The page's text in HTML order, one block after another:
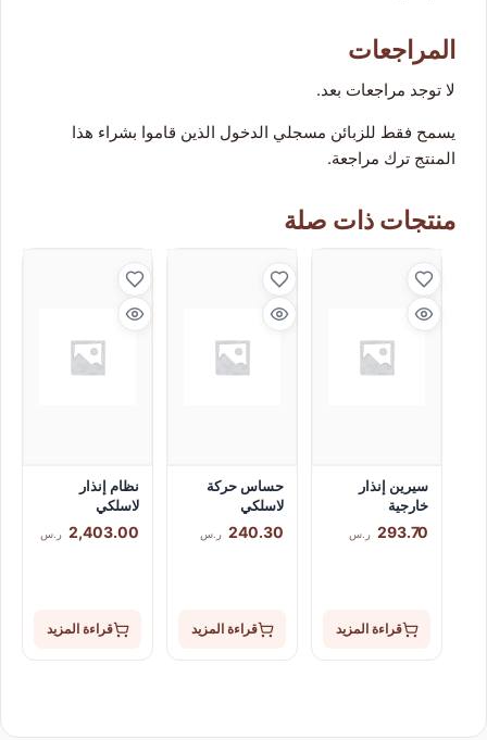
المراجعات
لا توجد مراجعات بعد.
يسمح فقط للزبائن مسجلي الدخول الذين قاموا بشراء هذا
المنتج ترك مراجعة.
منتجات ذات صلة
سيرين إنذار
خارجية
293.70 ر.س
قراءة المزيد
حساس حركة
لاسلكي
240.30 ر.س
قراءة المزيد
نظام إنذار
لاسلكي
2,403.00 ر.س
قراءة المزيد